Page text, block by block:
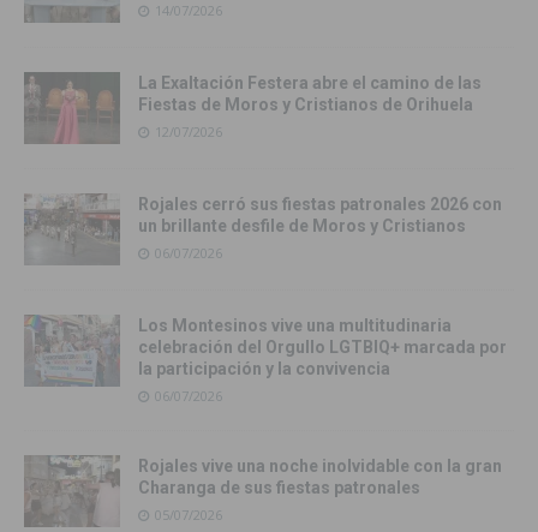
14/07/2026
La Exaltación Festera abre el camino de las
Fiestas de Moros y Cristianos de Orihuela
12/07/2026
Rojales cerró sus fiestas patronales 2026 con
un brillante desfile de Moros y Cristianos
06/07/2026
Los Montesinos vive una multitudinaria
celebración del Orgullo LGTBIQ+ marcada por
la participación y la convivencia
06/07/2026
Rojales vive una noche inolvidable con la gran
Charanga de sus fiestas patronales
05/07/2026